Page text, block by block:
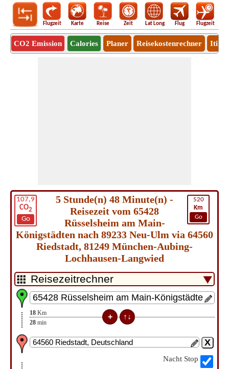
Flugzeit Karte Reise Zeit Lat Long Flug Flugzeit
CO2 Emission Calories Planer Reisekostenrechner
107,9
CO2
Go
520
Km
Go
5 Stunde(n) 48 Minute(n) -
Reisezeit vom 65428
Rüsselsheim am Main-
Königstädten nach 89233 Neu-Ulm via 64560
Riedstadt, 81249 München-Aubing-
Lochhausen-Langwied
18 Km
28 min
Nacht Stop